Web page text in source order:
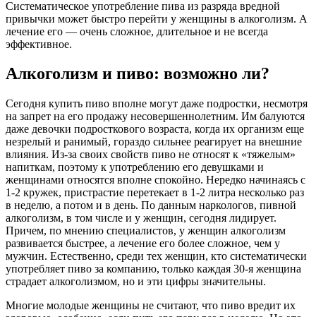
Систематическое употребление пива из разряда вредной
привычки может быстро перейти у женщины в алкоголизм. А
лечение его — очень сложное, длительное и не всегда
эффективное.
Алкоголизм и пиво: возможно ли?
Сегодня купить пиво вполне могут даже подростки, несмотря
на запрет на его продажу несовершеннолетним. Им балуются
даже девочки подросткового возраста, когда их организм еще
незрелый и ранимый, гораздо сильнее реагирует на внешние
влияния. Из-за своих свойств пиво не относят к «тяжелым»
напиткам, поэтому к употреблению его девушками и
женщинами относятся вполне спокойно. Нередко начинаясь с
1-2 кружек, пристрастие перетекает в 1-2 литра несколько раз
в неделю, а потом и в день. По данным наркологов, пивной
алкоголизм, в том числе и у женщин, сегодня лидирует.
Причем, по мнению специалистов, у женщин алкоголизм
развивается быстрее, а лечение его более сложное, чем у
мужчин. Естественно, среди тех женщин, кто систематически
употребляет пиво за компанию, только каждая 30-я женщина
страдает алкоголизмом, но и эти цифры значительны.
Многие молодые женщины не считают, что пиво вредит их